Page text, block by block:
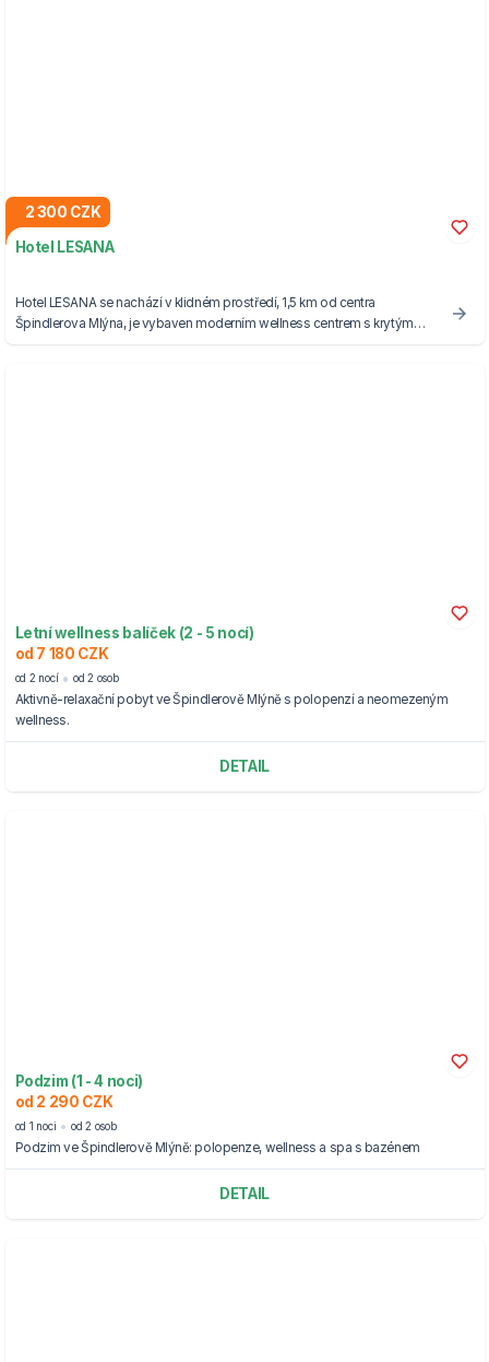
2 300 CZK
Hotel LESANA
Hotel LESANA se nachází v klidném prostředí, 1,5 km od centra
Špindlerova Mlýna, je vybaven moderním wellness centrem s krytým
Letní wellness balíček (2 - 5 nocí)
od 7 180 CZK
od 2 nocí od 2 osob
Aktivně-relaxační pobyt ve Špindlerově Mlýně s polopenzí a neomezeným
wellness.
DETAIL
Podzim (1 - 4 noci)
od 2 290 CZK
od 1 noci od 2 osob
Podzim ve Špindlerově Mlýně: polopenze, wellness a spa s bazénem
DETAIL